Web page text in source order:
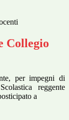
Collegio
per impegni di
reggente
a